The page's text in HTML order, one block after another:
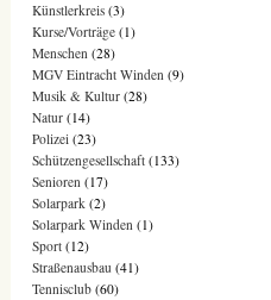
Künstlerkreis (3)
Kurse/Vorträge (1)
Menschen (28)
MGV Eintracht Winden (9)
Musik & Kultur (28)
Natur (14)
Polizei (23)
Schützengesellschaft (133)
Senioren (17)
Solarpark (2)
Solarpark Winden (1)
Sport (12)
Straßenausbau (41)
Tennisclub (60)